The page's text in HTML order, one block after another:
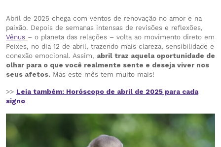
Abril de 2025 chega com ventos de renovação no amor e na
paixão. Depois de semanas intensas de revisões e reflexões,
Vênus – o planeta das relações – volta ao movimento direto em
Peixes, no dia 12 de abril, trazendo mais clareza, sensibilidade e
conexão emocional. Assim, abril traz aquela oportunidade de
olhar para o que você realmente sente e deseja viver nos
seus afetos. Mas este mês tem muito mais!
>> Leia também: Horóscopo de abril de 2025 para cada
signo